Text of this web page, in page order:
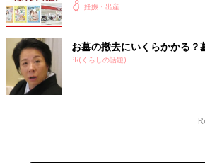
※牛丼は夫が美味しくいただきました。
ったんだと思います。（心底どうでもい
妊娠・出産
お墓の撤去にいくらかかる？
PR(くらしの話題)